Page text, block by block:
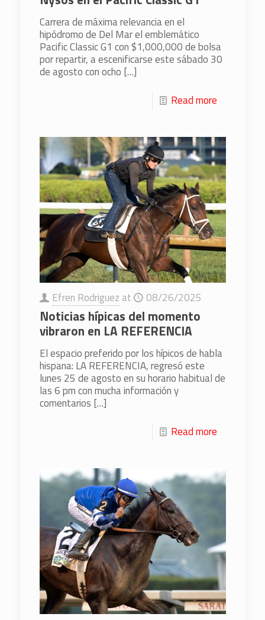
Carrera de máxima relevancia en el
hipódromo de Del Mar el emblemático
Pacific Classic G1 con $1,000,000 de bolsa
por repartir, a escenificarse este sábado 30
de agosto con ocho […]
Read more
Efren Rodriguez at 08/26/2025
Noticias hípicas del momento
vibraron en LA REFERENCIA
El espacio preferido por los hípicos de habla
hispana: LA REFERENCIA, regresó este
lunes 25 de agosto en su horario habitual de
las 6 pm con mucha información y
comentarios […]
Read more